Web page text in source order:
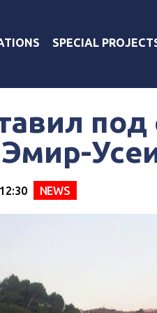
SPECIAL
под
NEWS